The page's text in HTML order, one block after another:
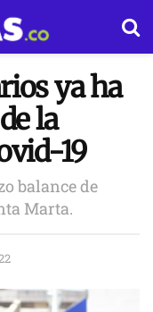
ya ha
la
19
balance de
Marta.